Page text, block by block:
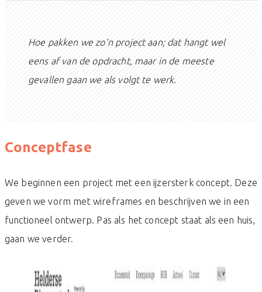
Hoe pakken we zo’n project aan; dat hangt wel
eens af van de opdracht, maar in de meeste
gevallen gaan we als volgt te werk.
Conceptfase
We beginnen een project met een ijzersterk concept. Deze
geven we vorm met wireframes en beschrijven we in een
functioneel ontwerp. Pas als het concept staat als een huis,
gaan we verder.